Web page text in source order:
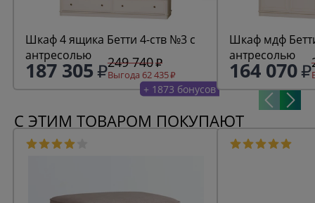
Шкаф 4 ящика Бетти 4-ств №3 с
антресолью
187 305 249 740
Выгода 62 435
+ 1873 бонусов
Шкаф мдф
антресолью
164 070
С ЭТИМ ТОВАРОМ ПОКУПАЮТ